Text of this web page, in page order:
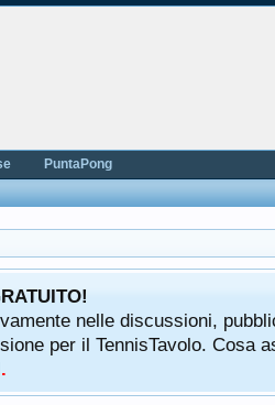
nelle discussioni,
per il TennisTavolo. Cosa
.
PuntaPong